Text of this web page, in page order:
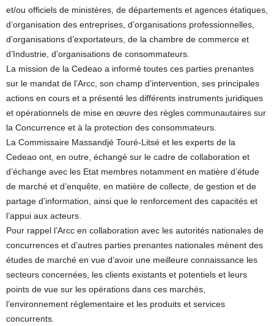
et/ou officiels de ministères, de départements et agences étatiques,
d’organisation des entreprises, d’organisations professionnelles,
d’organisations d’exportateurs, de la chambre de commerce et
d’Industrie, d’organisations de consommateurs.
La mission de la Cedeao a informé toutes ces parties prenantes
sur le mandat de l’Arcc, son champ d’intervention, ses principales
actions en cours et a présenté les différents instruments juridiques
et opérationnels de mise en œuvre des règles communautaires sur
la Concurrence et à la protection des consommateurs.
La Commissaire Massandjé Touré-Litsé et les experts de la
Cedeao ont, en outre, échangé sur le cadre de collaboration et
d’échange avec les Etat membres notamment en matière d’étude
de marché et d’enquête, en matière de collecte, de gestion et de
partage d’information, ainsi que le renforcement des capacités et
l’appui aux acteurs.
Pour rappel l’Arcc en collaboration avec les autorités nationales de
concurrences et d’autres parties prenantes nationales mènent des
études de marché en vue d’avoir une meilleure connaissance les
secteurs concernées, les clients existants et potentiels et leurs
points de vue sur les opérations dans ces marchés,
l’environnement réglementaire et les produits et services
concurrents.